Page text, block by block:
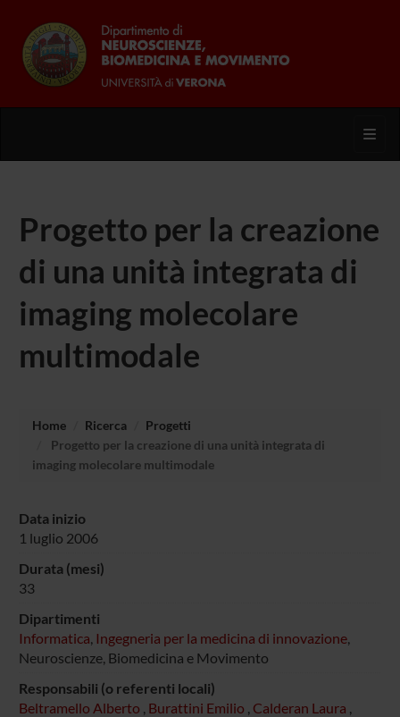
Progetto per la creazione
di una unità integrata di
imaging molecolare
multimodale
Home Ricerca
Progetti
Progetto per la creazione di una unità integrata di
imaging molecolare multimodale
Data inizio
1 luglio 2006
Durata (mesi)
33
Dipartimenti
Informatica, Ingegneria per la medicina di innovazione,
Neuroscienze, Biomedicina e Movimento
Responsabili (o referenti locali)
Beltramello Alberto , Burattini Emilio , Calderan Laura ,